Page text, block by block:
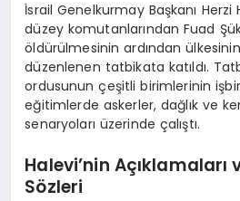
İsrail Genelkurmay Başkanı Herzi
düzey komutanlarından Fuad
öldürülmesinin ardından ülkesinin
düzenlenen tatbikata katıldı.
ordusunun çeşitli birimlerinin
eğitimlerde askerler, dağlık ve
senaryoları üzerinde çalıştı.
Halevi’nin Açıklamaları
Sözleri